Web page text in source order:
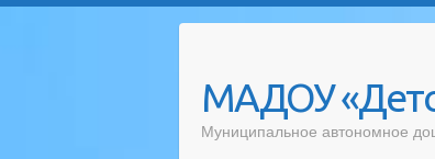
МАДОУ
Муниципальное автономное